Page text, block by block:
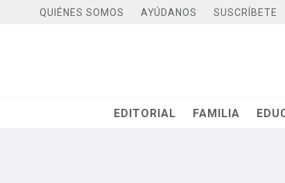
QUIÉNES SOMOS AYÚDANOS SUSCRÍBETE
EDITORIAL FAMILIA